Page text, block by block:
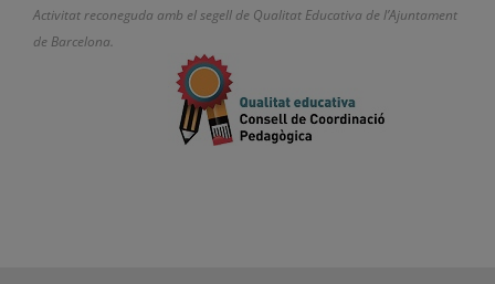
Activitat reconeguda amb el segell de Qualitat Educativa de l’Ajuntament
de Barcelona.